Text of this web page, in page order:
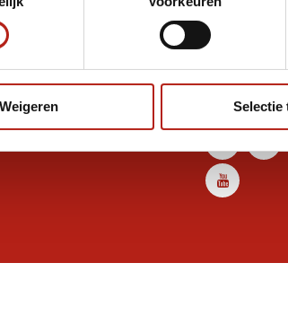
Weigeren Selectie
v.a €75
je vraag?
en we helpen je graag
Volg ons